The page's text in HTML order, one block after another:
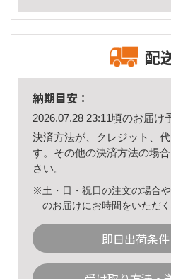
配
納期目安：
2026.07.28 23:11頃のお届け
決済方法が、クレジット、
す。その他の決済方法の場
さい。
※土・日・祝日の注文の場合
のお届けにお時間をいただ
即日出荷条